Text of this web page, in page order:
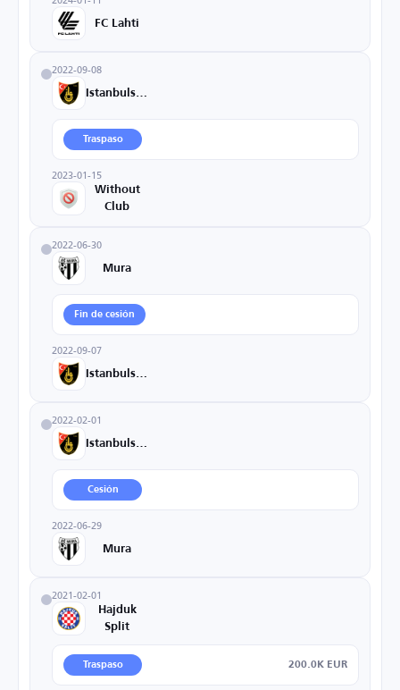
FC Lahti
2022-09-08
Traspaso
2023-01-15
Without
Club
2022-06-30
Mura
Fin de cesión
2022-09-07
2022-02-01
Cesión
2022-06-29
Mura
2021-02-01
Hajduk
Split
Traspaso 200.0K EUR